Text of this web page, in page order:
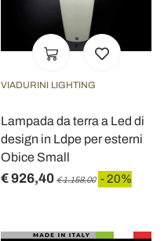
VIADURINI LIGHTING
Lampada da terra a Led di
design in Ldpe per esterni
Obice Small
€ 926,40 € 1.158,00 - 20%